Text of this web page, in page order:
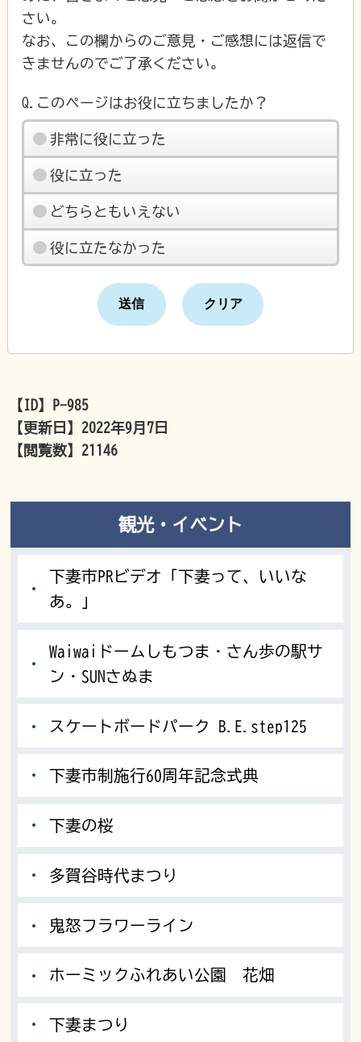
さい。
なお、この欄からのご意見・ご感想には返信で
きませんのでご了承ください。
Q.このページはお役に立ちましたか？
非常に役に立った
役に立った
どちらともいえない
役に立たなかった
【ID】
P-985
【更新日】 2022年9月7日
【閲覧数】 21146
観光・イベント
下妻市PRビデオ「下妻って、いいな
あ。」
Waiwaiドームしもつま・さん歩の駅サ
ン・SUNさぬま
スケートボードパーク B.E.step125
下妻市制施行60周年記念式典
下妻の桜
多賀谷時代まつり
鬼怒フラワーライン
ホーミックふれあい公園 花畑
下妻まつり